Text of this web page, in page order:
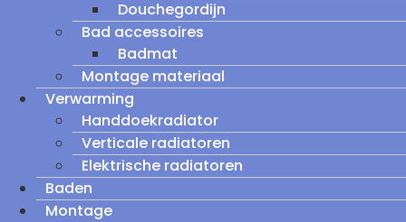
Douchegordijn
Bad accessoires
Badmat
Montage materiaal
Verwarming
Handdoekradiator
Verticale radiatoren
Elektrische radiatoren
Baden
Montage